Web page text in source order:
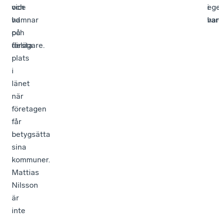
vice
vd
och
delägare.
och
hamnar
på
första
plats
i
länet
när
företagen
får
betygsätta
sina
kommuner.
Mattias
Nilsson
är
inte
i